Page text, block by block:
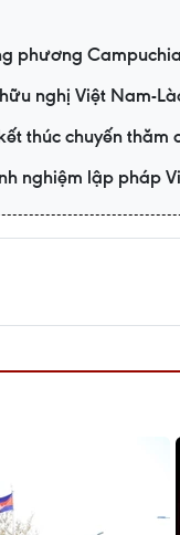
phương
nghị Việt Nam-
thúc chuyến thăm
nghiệm lập pháp